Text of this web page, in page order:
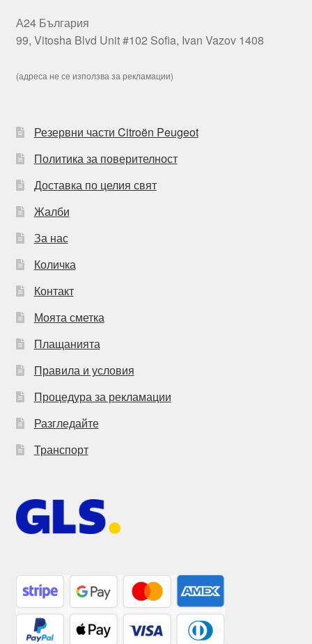
А24 България
99, Vitosha Blvd Unit #102 Sofia, Ivan Vazov 1408
(адреса не се използва за рекламации)
Резервни части Citroën Peugeot
Политика за поверителност
Доставка по целия свят
Жалби
За нас
Количка
Контакт
Моята сметка
Плащанията
Правила и условия
Процедура за рекламации
Разгледайте
Транспорт